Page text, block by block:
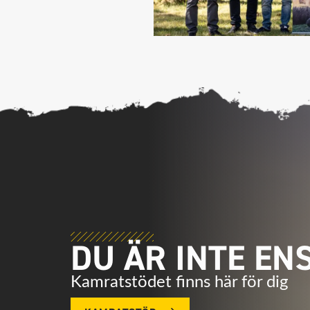
DU ÄR INTE
Kamratstödet finns här för dig